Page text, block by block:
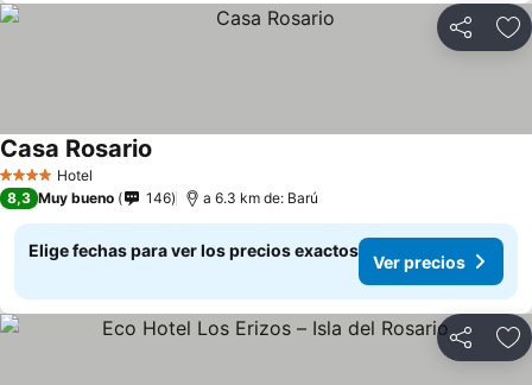
Compartir
4 EstrellasHotel
Casa Rosario
8,3 Muy bueno 146 a 6.3 km de: Barú
Elige fechas para ver los precios exactos
Ver precios
Compartir